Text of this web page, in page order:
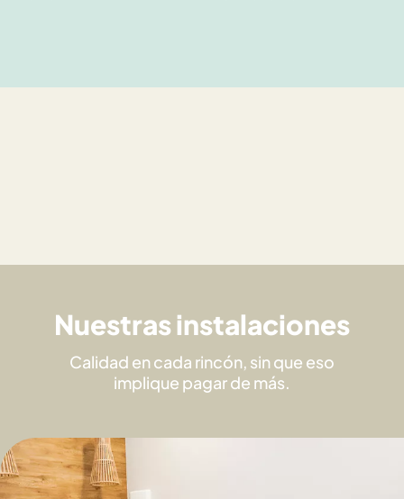
Nuestras instalaciones
Calidad en cada rincón, sin que eso
implique pagar de más.